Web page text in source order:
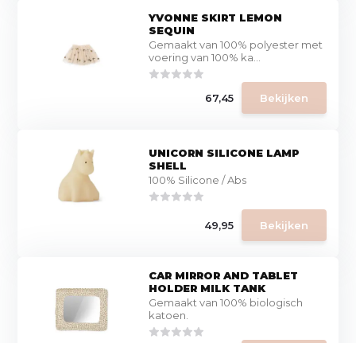
YVONNE SKIRT LEMON
SEQUIN
Gemaakt van 100% polyester met
voering van 100% ka...
67,45 Bekijken
UNICORN SILICONE LAMP
SHELL
100% Silicone / Abs
49,95 Bekijken
CAR MIRROR AND TABLET
HOLDER MILK TANK
Gemaakt van 100% biologisch
katoen.